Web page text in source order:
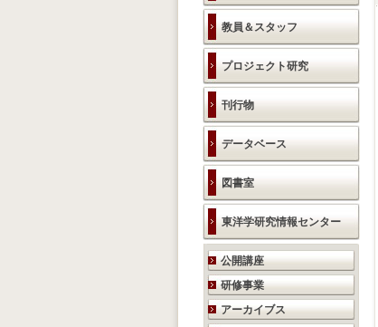
教員＆スタッフ
プロジェクト研究
刊行物
データベース
図書室
東洋学研究情報センター
研究活動のご案内
公開講座
研修事業
アーカイブス